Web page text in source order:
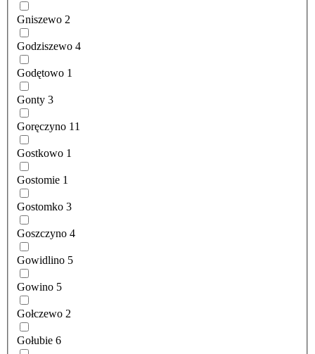
Gniszewo 2
Godziszewo 4
Godętowo 1
Gonty 3
Goręczyno 11
Gostkowo 1
Gostomie 1
Gostomko 3
Goszczyno 4
Gowidlino 5
Gowino 5
Gołczewo 2
Gołubie 6